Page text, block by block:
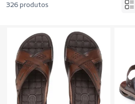
326 produtos